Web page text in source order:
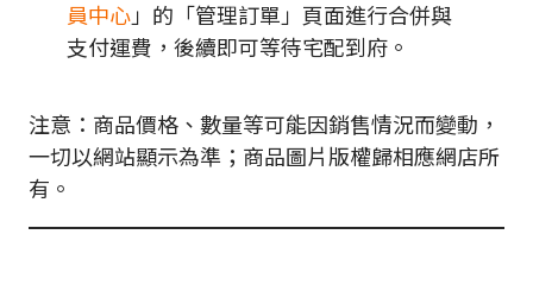
員中心」的「管理訂單」頁面進行合併與
支付運費，後續即可等待宅配到府。
注意：商品價格、數量等可能因銷售情況而變動，
一切以網站顯示為準；商品圖片版權歸相應網店所
有。